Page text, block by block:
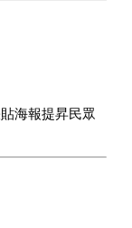
海報提昇民眾